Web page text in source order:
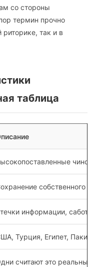
со стороны
термин прочно
так и в
таблица
собственного
информации,
Турция, Египет,
считают это